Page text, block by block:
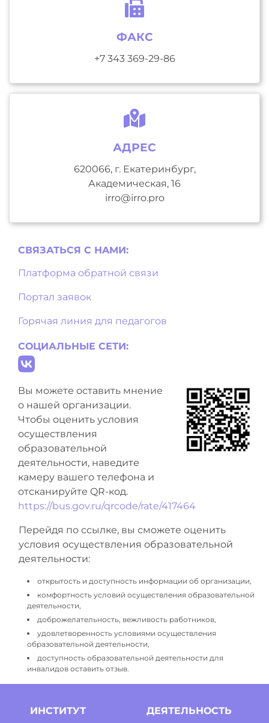
ФАКС
+7 343 369-29-86
АДРЕС
620066, г. Екатеринбург,
Академическая, 16
irro@irro.pro
СВЯЗАТЬСЯ С НAМИ:
Платформа обратной связи
Портал заявок
Горячая линия для педагогов
СОЦИАЛЬНЫЕ СЕТИ:
Вы можете оставить мнение
о нашей организации.
Чтобы оценить условия
осуществления
образовательной
деятельности, наведите
камеру вашего телефона и
отсканируйте QR-код.
https://bus.gov.ru/qrcode/rate/417464
Перейдя по ссылке, вы сможете оценить
условия осуществления образовательной
деятельности:
открытость и доступность информации об организации,
комфортность условий осуществления образовательной
деятельности,
доброжелательность, вежливость работников,
удовлетворенность условиями осуществления
образовательной деятельности,
доступность образовательной деятельности для
инвалидов оставить отзыв.
ИНСТИТУТ ДЕЯТЕЛЬНОСТЬ